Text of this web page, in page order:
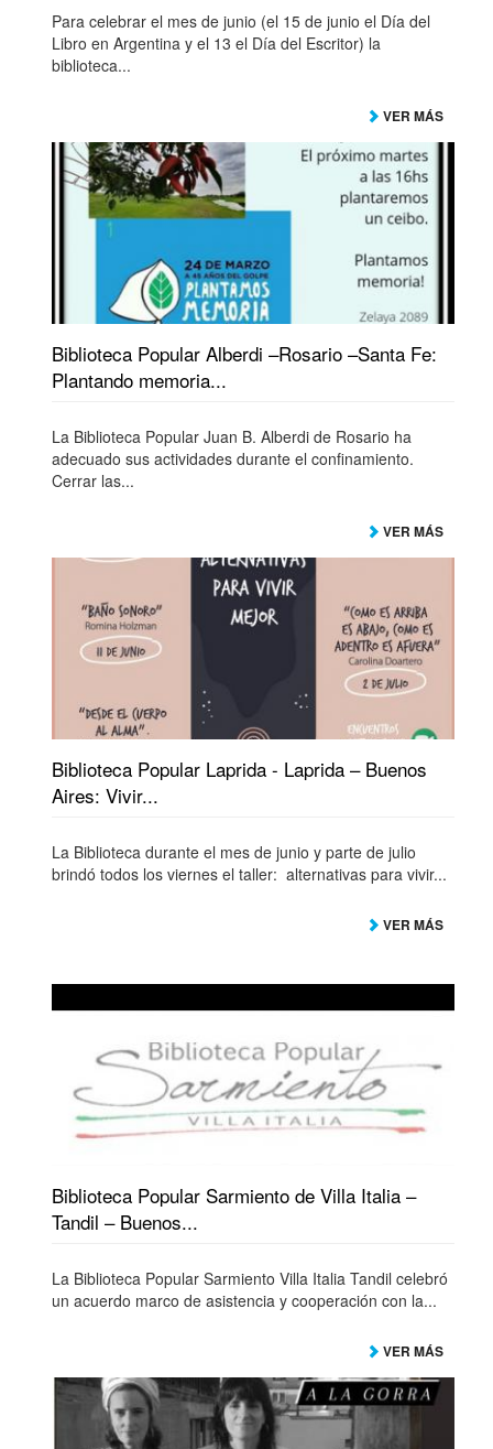
Para celebrar el mes de junio (el 15 de junio el Día del
Libro en Argentina y el 13 el Día del Escritor) la
biblioteca...
VER MÁS
Biblioteca Popular Alberdi –Rosario –Santa Fe:
Plantando memoria...
La Biblioteca Popular Juan B. Alberdi de Rosario ha
adecuado sus actividades durante el confinamiento.
Cerrar las...
VER MÁS
Biblioteca Popular Laprida - Laprida – Buenos
Aires: Vivir...
La Biblioteca durante el mes de junio y parte de julio
brindó todos los viernes el taller: alternativas para vivir...
VER MÁS
Biblioteca Popular Sarmiento de Villa Italia –
Tandil – Buenos...
La Biblioteca Popular Sarmiento Villa Italia Tandil celebró
un acuerdo marco de asistencia y cooperación con la...
VER MÁS